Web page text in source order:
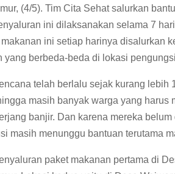
(4/5). Tim Cita Sehat salurkan
ini dilaksanakan selama 7
ini setiap harinya disalurkan
yang berbeda-beda di lokasi
telah berlalu sejak kurang
masih banyak warga yang harus
banjir. Dan karena mereka
masih menunggu bantuan terutama
paket makanan pertama di